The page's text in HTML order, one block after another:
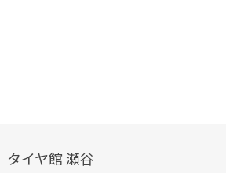
タイヤ館 瀬谷